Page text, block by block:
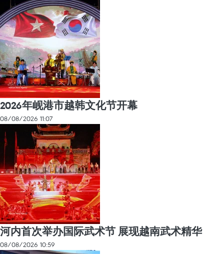
2026年岘港市越韩文化节开幕
08/08/2026 11:07
河内首次举办国际武术节 展现越南武术精华
08/08/2026 10:59